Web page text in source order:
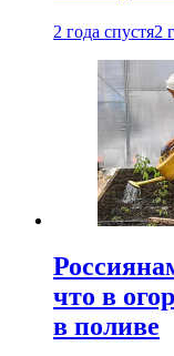
2 года спустя2
что в
в поливе